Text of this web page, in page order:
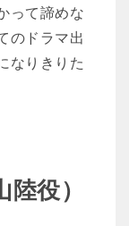
って諦めな
のドラマ出
なりきりた
役）